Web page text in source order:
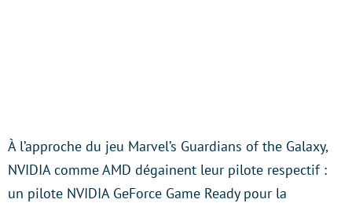
À l’approche du jeu Marvel’s Guardians of the Galaxy,
NVIDIA comme AMD dégainent leur pilote respectif :
un pilote NVIDIA GeForce Game Ready pour la